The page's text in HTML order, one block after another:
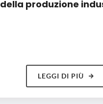
della produzione
LEGGI DI PIÙ